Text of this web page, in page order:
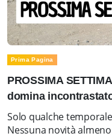
Prima Pagina
PROSSIMA
domina
Solo qualche
Nessuna novità